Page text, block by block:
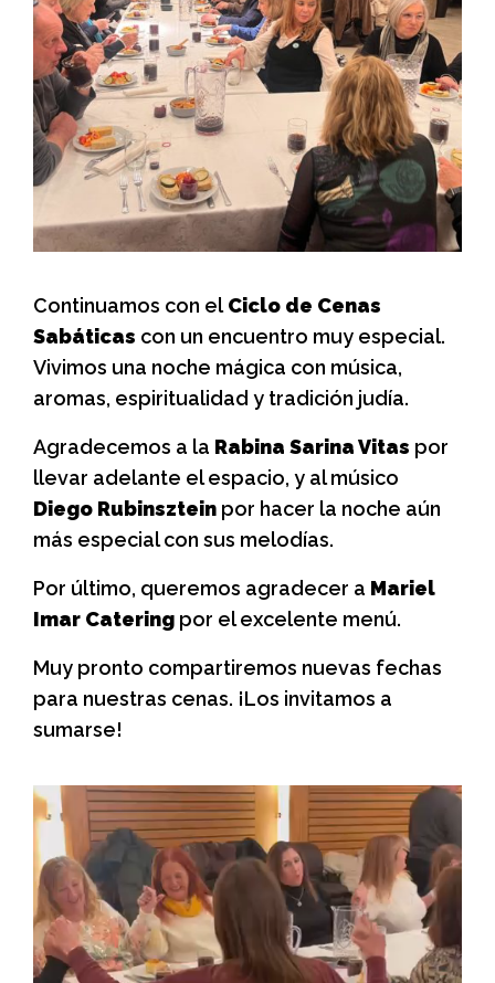
Continuamos con elCiclo de Cenas
Sabáticas con un encuentro muy especial.
Vivimos una noche mágica con música,
aromas, espiritualidad y tradición judía.
Agradecemos a la Rabina Sarina Vitas por
llevar adelante el espacio, y al músico
Diego Rubinsztein por hacer la noche aún
más especial con sus melodías.
Por último, queremos agradecer a Mariel
Imar Catering por el excelente menú.
Muy pronto compartiremos nuevas fechas
para nuestras cenas. ¡Los invitamos a
sumarse!